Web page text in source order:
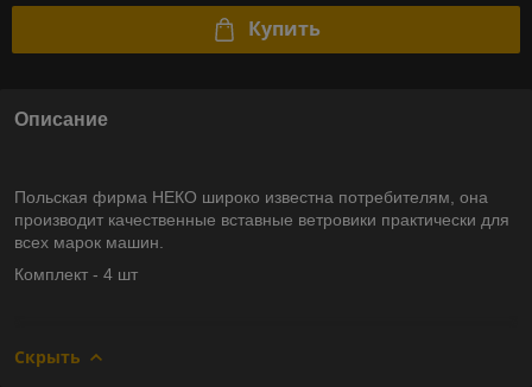
Купить
Описание
Польская фирма НЕКО широко известна потребителям, она
производит качественные вставные ветровики практически для
всех марок машин.
Комплект - 4 шт
Скрыть